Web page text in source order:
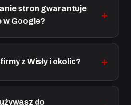
stron gwarantuje
w Google?
z Wisły i okolic?
do